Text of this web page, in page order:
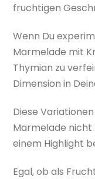
fruchtigen
Wenn Du
Marmelade mit
Thymian zu
Dimension in
Diese
Marmelade nicht
einem Highlight
Egal, ob als